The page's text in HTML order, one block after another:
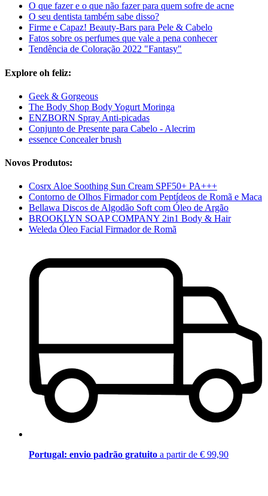
O que fazer e o que não fazer para quem sofre de acne
O seu dentista também sabe disso?
Firme e Capaz! Beauty-Bars para Pele & Cabelo
Fatos sobre os perfumes que vale a pena conhecer
Tendência de Coloração 2022 "Fantasy"
Explore oh feliz:
Geek & Gorgeous
The Body Shop Body Yogurt Moringa
ENZBORN Spray Anti-picadas
Conjunto de Presente para Cabelo - Alecrim
essence Concealer brush
Novos Produtos:
Cosrx Aloe Soothing Sun Cream SPF50+ PA+++
Contorno de Olhos Firmador com Peptídeos de Romã e Maca
Bellawa Discos de Algodão Soft com Óleo de Argão
BROOKLYN SOAP COMPANY 2in1 Body & Hair
Weleda Óleo Facial Firmador de Romã
Portugal: envio padrão gratuito a partir de € 99,90